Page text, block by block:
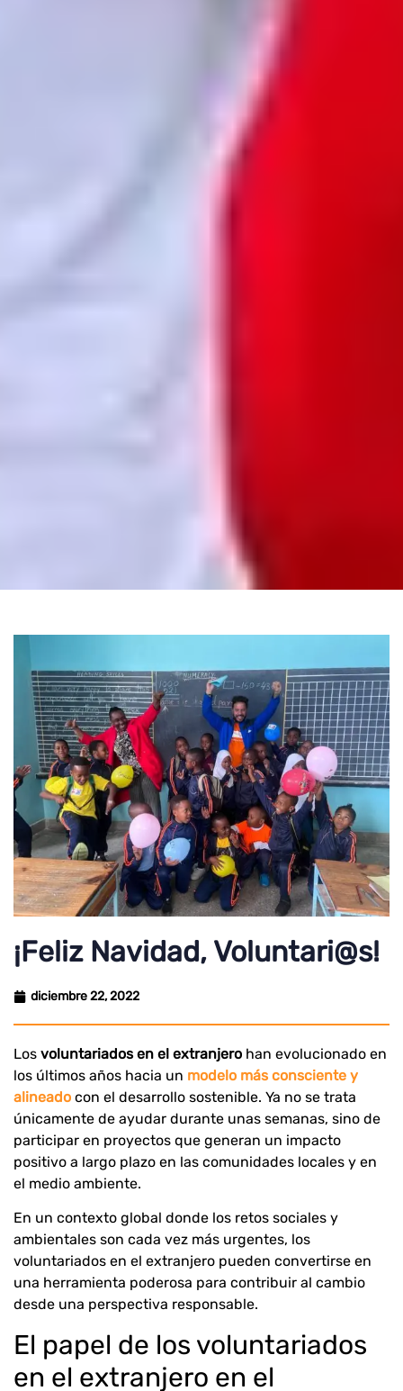
¡Feliz Navidad, Voluntari@s!
diciembre 22, 2022
Los voluntariados en el extranjero han evolucionado en
los últimos años hacia un modelo más consciente y
alineado con el desarrollo sostenible. Ya no se trata
únicamente de ayudar durante unas semanas, sino de
participar en proyectos que generan un impacto
positivo a largo plazo en las comunidades locales y en
el medio ambiente.
En un contexto global donde los retos sociales y
ambientales son cada vez más urgentes, los
voluntariados en el extranjero pueden convertirse en
una herramienta poderosa para contribuir al cambio
desde una perspectiva responsable.
El papel de los voluntariados
en el extranjero en el